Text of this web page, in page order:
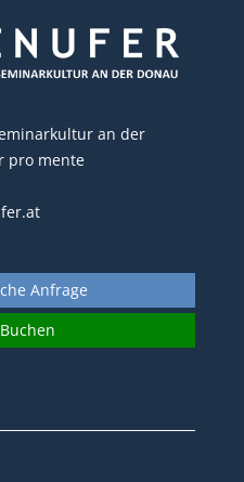
an der
pro mente
Anfrage